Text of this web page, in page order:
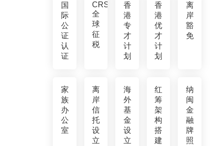
国
际
公
证
认
证
CRS
全
球
征
税
香
港
专
才
计
划
香
港
优
才
计
划
离
岸
豁
免
家
族
办
公
室
离
岸
信
托
设
立
海
外
基
金
设
立
红
筹
架
构
搭
建
纳
闽
金
融
牌
照